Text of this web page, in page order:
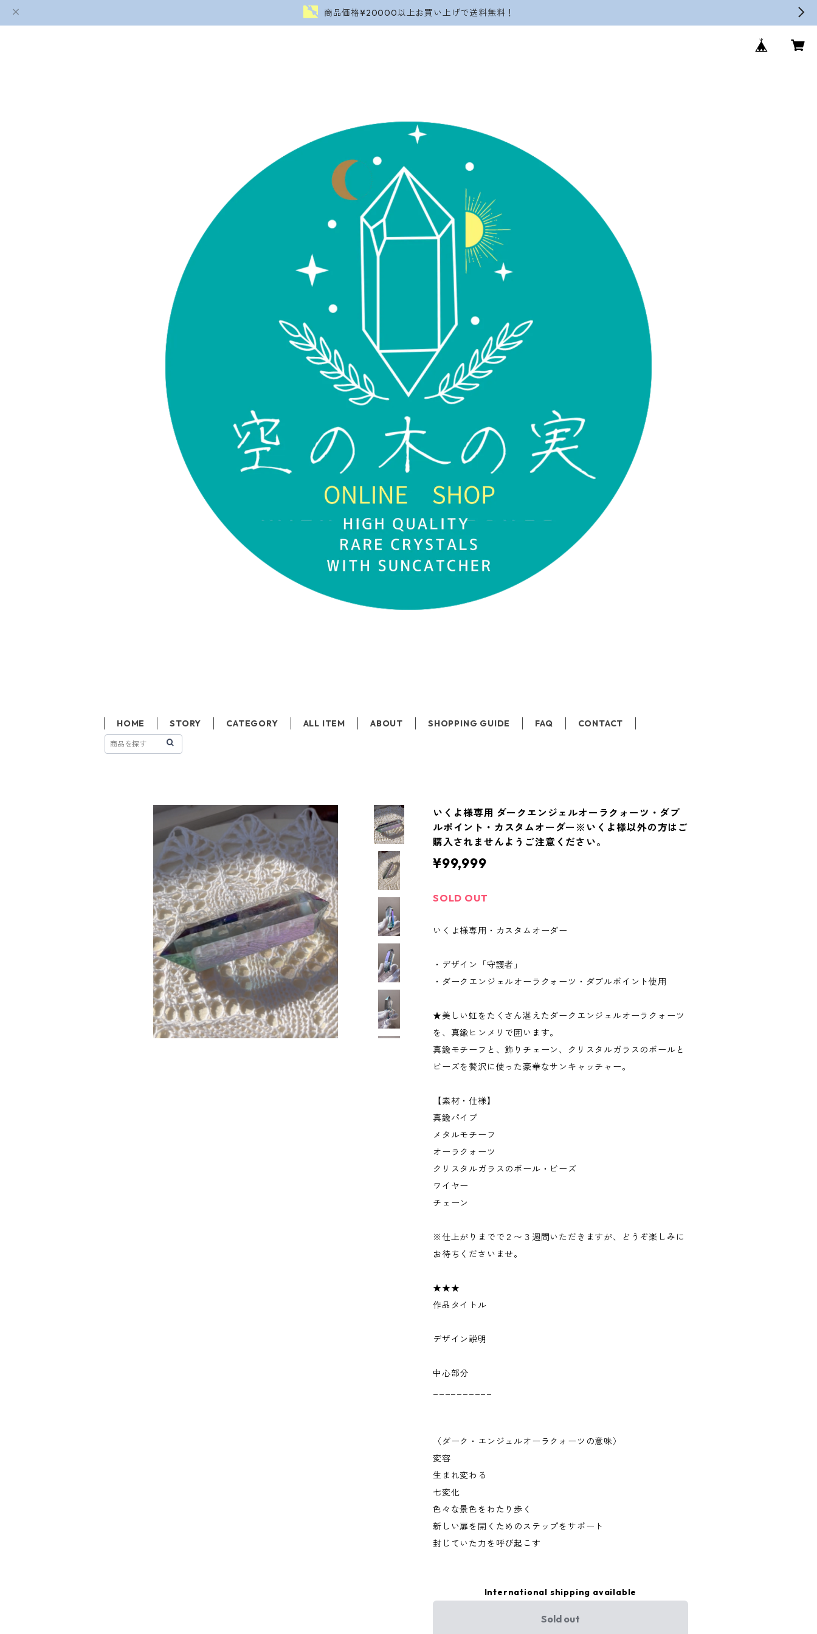
商品価格¥20000以上お買い上げで送料無料！
HOME STORY CATEGORY ALL ITEM ABOUT SHOPPING GUIDE FAQ CONTACT
いくよ様専用 ダークエンジェルオーラクォーツ・ダブ
ルポイント・カスタムオーダー※いくよ様以外の方はご
購入されませんようご注意ください。
¥99,999
SOLD OUT
いくよ様専用・カスタムオーダー
・デザイン「守護者」
・ダークエンジェルオーラクォーツ・ダブルポイント使用
★美しい虹をたくさん湛えたダークエンジェルオーラクォーツ
を、真鍮ヒンメリで囲います。
真鍮モチーフと、飾りチェーン、クリスタルガラスのボールと
ビーズを贅沢に使った豪華なサンキャッチャー。
【素材・仕様】
真鍮パイプ
メタルモチーフ
オーラクォーツ
クリスタルガラスのボール・ビーズ
ワイヤー
チェーン
※仕上がりまでで２〜３週間いただきますが、どうぞ楽しみに
お待ちくださいませ。
★★★
作品タイトル
デザイン説明
中心部分
〈ダーク・エンジェルオーラクォーツの意味〉
変容
生まれ変わる
七変化
色々な景色をわたり歩く
新しい扉を開くためのステップをサポート
封じていた力を呼び起こす
International shipping available
Sold out